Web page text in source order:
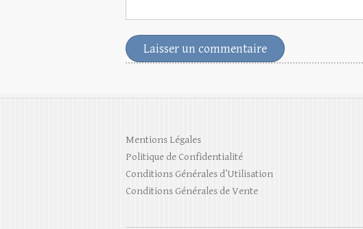
Mentions Légales
Politique de Confidentialité
Conditions Générales d’Utilisation
Conditions Générales de Vente